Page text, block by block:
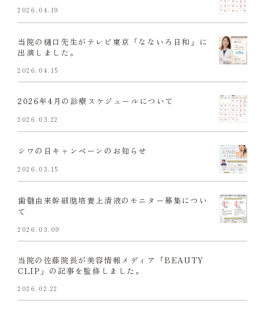
2026.04.19
当院の樋口先生がテレビ東京「なないろ日和」に
出演しました。
2026.04.15
2026年4月の診療スケジュールについて
2026.03.22
シワの日キャンペーンのお知らせ
2026.03.15
歯髄由来幹細胞培養上清液のモニター募集につい
て
2026.03.09
当院の佐藤院長が美容情報メディア「BEAUTY
CLIP」の記事を監修しました。
2026.02.22